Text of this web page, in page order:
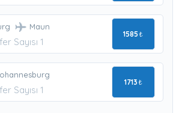
Maun
Sayısı 1
1585₺
Sayısı 1
1713₺